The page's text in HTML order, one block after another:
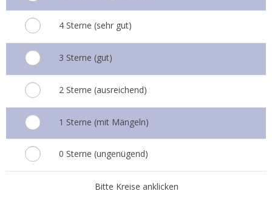
4 Sterne (sehr gut)
3 Sterne (gut)
2 Sterne (ausreichend)
1 Sterne (mit Mängeln)
0 Sterne (ungenügend)
Bitte Kreise anklicken